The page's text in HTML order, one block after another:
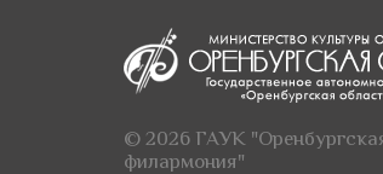
© 2026 ГАУК
филармония"